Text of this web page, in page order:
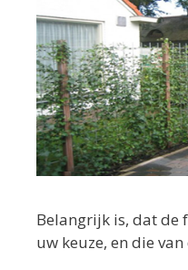
Belangrijk is, dat de
uw keuze, en die